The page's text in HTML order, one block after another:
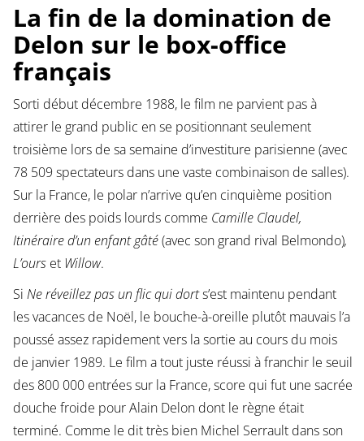
La fin de la domination de
Delon sur le box-office
français
Sorti début décembre 1988, le film ne parvient pas à
attirer le grand public en se positionnant seulement
troisième lors de sa semaine d’investiture parisienne (avec
78 509 spectateurs dans une vaste combinaison de salles).
Sur la France, le polar n’arrive qu’en cinquième position
derrière des poids lourds comme Camille Claudel,
Itinéraire d’un enfant gâté(avec son grand rival Belmondo),
L’ourset Willow.
Si Ne réveillez pas un flic qui dorts’est maintenu pendant
les vacances de Noël, le bouche-à-oreille plutôt mauvais l’a
poussé assez rapidement vers la sortie au cours du mois
de janvier 1989. Le film a tout juste réussi à franchir le seuil
des 800 000 entrées sur la France, score qui fut une sacrée
douche froide pour Alain Delon dont le règne était
terminé. Comme le dit très bien Michel Serrault dans son